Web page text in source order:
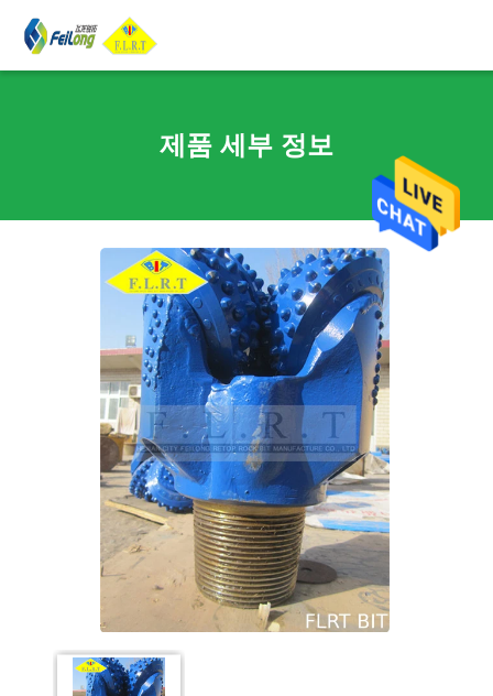
제품 세부 정보